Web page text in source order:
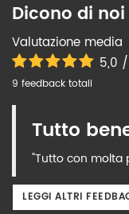
Dicono di noi
Valutazione media
5,0
9 feedback totali
Tutto
"Tutto con molta
LEGGI ALTRI